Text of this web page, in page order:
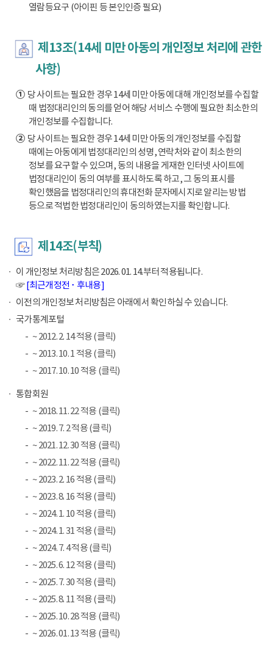
열람등요구 (아이핀 등 본인인증 필요)
제13조(14세 미만 아동의 개인정보 처리에 관한
사항)
①당 사이트는 필요한 경우 14세 미만 아동에 대해 개인정보를 수집할
때 법정대리인의 동의를 얻어 해당 서비스 수행에 필요한 최소한의
개인정보를 수집합니다.
②당 사이트는 필요한 경우 14세 미만 아동의 개인정보를 수집할
때에는 아동에게 법정대리인의 성명, 연락처와 같이 최소한의
정보를 요구할 수 있으며, 동의 내용을 게재한 인터넷 사이트에
법정대리인이 동의 여부를 표시하도록 하고, 그 동의 표시를
확인했음을 법정대리인의 휴대전화 문자메시지로 알리는 방법
등으로 적법한 법정대리인이 동의하였는지를 확인합니다.
제14조(부칙)
이 개인정보 처리방침은 2026. 01. 14.부터 적용됩니다.
☞[최근개정전 ･ 후내용]
이전의 개인정보 처리방침은 아래에서 확인하실 수 있습니다.
국가통계포털
~ 2012. 2. 14 적용 (클릭)
~ 2013. 10. 1 적용 (클릭)
~ 2017. 10. 10 적용 (클릭)
통합회원
~ 2018. 11. 22 적용 (클릭)
~ 2019. 7. 2 적용 (클릭)
~ 2021. 12. 30 적용 (클릭)
~ 2022. 11. 22 적용 (클릭)
~ 2023. 2. 16 적용 (클릭)
~ 2023. 8. 16 적용 (클릭)
~ 2024. 1. 10 적용 (클릭)
~ 2024. 1. 31 적용 (클릭)
~ 2024. 7. 4 적용 (클릭)
~ 2025. 6. 12 적용 (클릭)
~ 2025. 7. 30 적용 (클릭)
~ 2025. 8. 11 적용 (클릭)
~ 2025. 10. 28 적용 (클릭)
~ 2026. 01. 13 적용 (클릭)